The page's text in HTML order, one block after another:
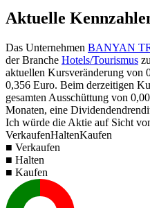
Aktuelle
Das Unternehmen BANYAN
der Branche Hotels/Tourismus
aktuellen Kursveränderung von
0,356 Euro. Beim derzeitigen
gesamten Ausschüttung von 0,00
Monaten, eine
Ich würde die Aktie auf Sicht
VerkaufenHaltenKaufen
■ Verkaufen
■ Halten
■ Kaufen